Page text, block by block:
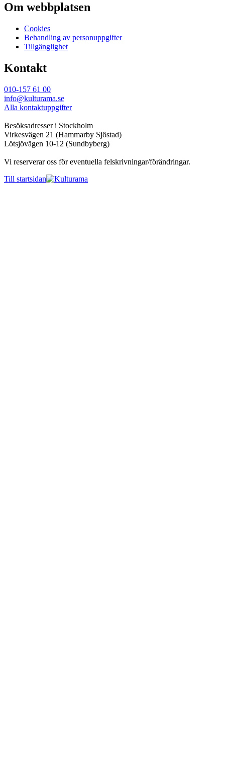
Om webbplatsen
Cookies
Behandling av personuppgifter
Tillgänglighet
Kontakt
010-157 61 00
info@kulturama.se
Alla kontaktuppgifter
Besöksadresser i Stockholm
Virkesvägen 21 (Hammarby Sjöstad)
Lötsjövägen 10-12 (Sundbyberg)
Vi reserverar oss för eventuella felskrivningar/förändringar.
Till startsidan